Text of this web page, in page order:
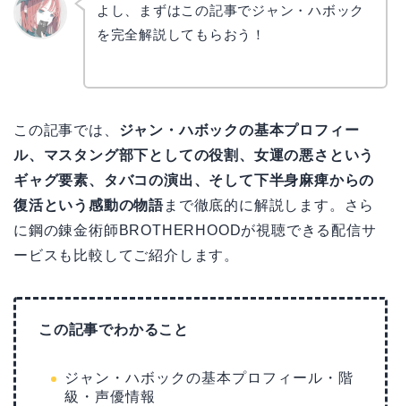
よし、まずはこの記事でジャン・ハボック
を完全解説してもらおう！
この記事では、 ジャン・ハボックの基本プロフィー
ル、マスタング部下としての役割、女運の悪さという
ギャグ要素、タバコの演出、そして下半身麻痺からの
復活という感動の物語まで徹底的に解説します。さら
に鋼の錬金術師BROTHERHOODが視聴できる配信サ
ービスも比較してご紹介します。
この記事でわかること
ジャン・ハボックの基本プロフィール・階
級・声優情報